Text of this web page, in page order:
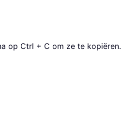
op Ctrl + C om ze te kopiëren.